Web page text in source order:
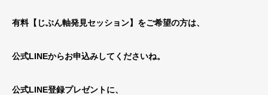
有料【じぶん軸発見セッション】をご希望の方は、
公式LINEからお申込みしてくださいね。
公式LINE登録プレゼントに、